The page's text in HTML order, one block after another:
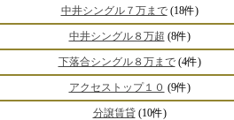
中井シングル７万まで(18件)
中井シングル８万超 (8件)
下落合シングル８万まで(4件)
アクセストップ１０ (9件)
分譲賃貸(10件)